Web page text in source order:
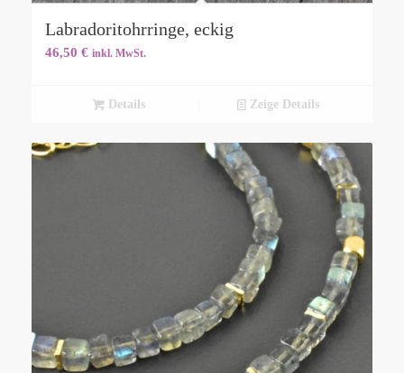
Labradoritohrringe, eckig
46,50 € inkl. MwSt.
Details Zeige Details